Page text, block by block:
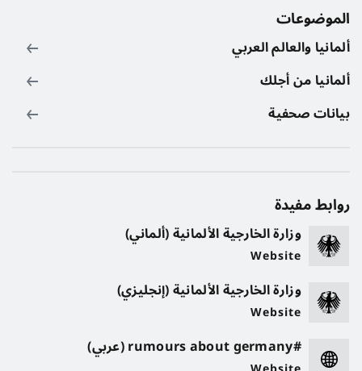
الموضوعات
ألمانيا والعالم العربي
ألمانيا من أجلك
بيانات صحفية
روابط مفيدة
وزارة الخارجية الألمانية (ألماني)
Website
وزارة الخارجية الألمانية (إنجليزي)
Website
#rumours about germany (عربي)